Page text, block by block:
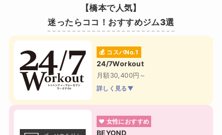
【橋本で人気】
迷ったらココ！おすすめジム3選
💰 コスパNo.1
24/7Workout
月額30,400円～
詳しく見る▼
❤ 女性におすすめ
BEYOND